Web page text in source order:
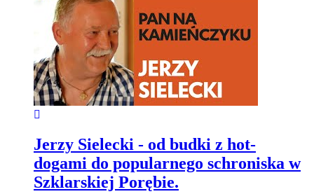
Jerzy Sielecki - od budki z hot-
dogami do popularnego schroniska w
Szklarskiej Porębie.